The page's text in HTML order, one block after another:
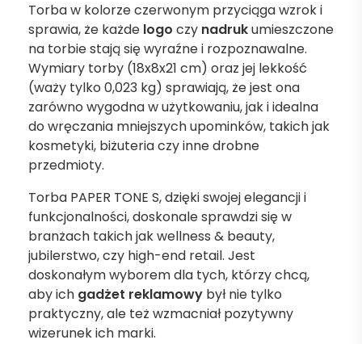
Torba w kolorze czerwonym przyciąga wzrok i
sprawia, że każde logo czy nadrukumieszczone
na torbie stają się wyraźne i rozpoznawalne.
Wymiary torby (18x8x21 cm) oraz jej lekkość
(waży tylko 0,023 kg) sprawiają, że jest ona
zarówno wygodna w użytkowaniu, jak i idealna
do wręczania mniejszych upominków, takich jak
kosmetyki, biżuteria czy inne drobne
przedmioty.
Torba PAPER TONE S, dzięki swojej elegancji i
funkcjonalności, doskonale sprawdzi się w
branżach takich jak wellness & beauty,
jubilerstwo, czy high-end retail. Jest
doskonałym wyborem dla tych, którzy chcą,
aby ich gadżet reklamowy był nie tylko
praktyczny, ale też wzmacniał pozytywny
wizerunek ich marki.